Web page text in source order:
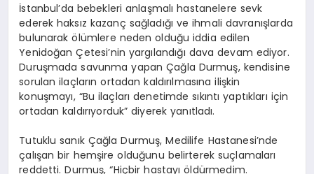
İstanbul’da bebekleri anlaşmalı hastanelere sevk
ederek haksız kazanç sağladığı ve ihmali davranışlarda
bulunarak ölümlere neden olduğu iddia edilen
Yenidoğan Çetesi’nin yargılandığı dava devam ediyor.
Duruşmada savunma yapan Çağla Durmuş, kendisine
sorulan ilaçların ortadan kaldırılmasına ilişkin
konuşmayı, “Bu ilaçları denetimde sıkıntı yaptıkları için
ortadan kaldırıyorduk” diyerek yanıtladı.
Tutuklu sanık Çağla Durmuş, Medilife Hastanesi’nde
çalışan bir hemşire olduğunu belirterek suçlamaları
reddetti. Durmuş, “Hiçbir hastayı öldürmedim.